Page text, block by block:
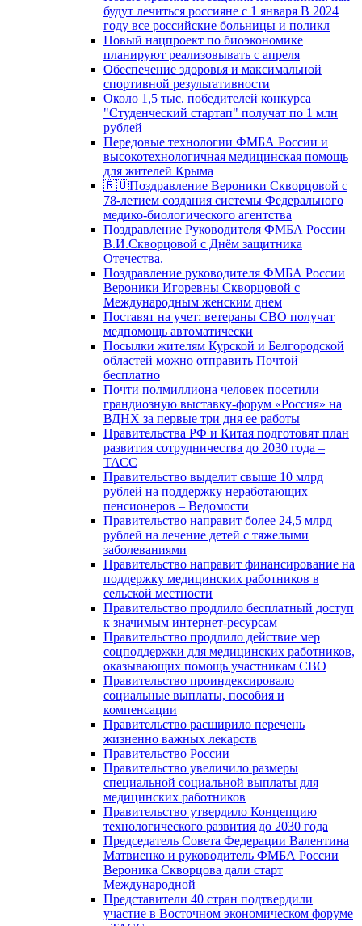
будут лечиться россияне с 1 января В 2024
году все российские больницы и поликл
Новый нацпроект по биоэкономике
планируют реализовывать с апреля
Обеспечение здоровья и максимальной
спортивной результативности
Около 1,5 тыс. победителей конкурса
"Студенческий стартап" получат по 1 млн
рублей
Передовые технологии ФМБА России и
высокотехнологичная медицинская помощь
для жителей Крыма
🇷🇺Поздравление Вероники Скворцовой с
78-летием создания системы Федерального
медико-биологического агентства
Поздравление Руководителя ФМБА России
В.И.Скворцовой с Днём защитника
Отечества.
Поздравление руководителя ФМБА России
Вероники Игоревны Скворцовой с
Международным женским днем
Поставят на учет: ветераны СВО получат
медпомощь автоматически
Посылки жителям Курской и Белгородской
областей можно отправить Почтой
бесплатно
Почти полмиллиона человек посетили
грандиозную выставку-форум «Россия» на
ВДНХ за первые три дня ее работы
Правительства РФ и Китая подготовят план
развития сотрудничества до 2030 года –
ТАСС
Правительство выделит свыше 10 млрд
рублей на поддержку неработающих
пенсионеров – Ведомости
Правительство направит более 24,5 млрд
рублей на лечение детей с тяжелыми
заболеваниями
Правительство направит финансирование на
поддержку медицинских работников в
сельской местности
Правительство продлило бесплатный доступ
к значимым интернет-ресурсам
Правительство продлило действие мер
соцподдержки для медицинских работников,
оказывающих помощь участникам СВО
Правительство проиндексировало
социальные выплаты, пособия и
компенсации
Правительство расширило перечень
жизненно важных лекарств
Правительство России
Правительство увеличило размеры
специальной социальной выплаты для
медицинских работников
Правительство утвердило Концепцию
технологического развития до 2030 года
Председатель Совета Федерации Валентина
Матвиенко и руководитель ФМБА России
Вероника Скворцова дали старт
Международной
Представители 40 стран подтвердили
участие в Восточном экономическом форуме